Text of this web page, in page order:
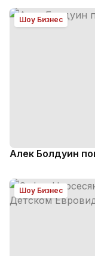
Шоу Бизнес
Алек Болдуин
Шоу Бизнес